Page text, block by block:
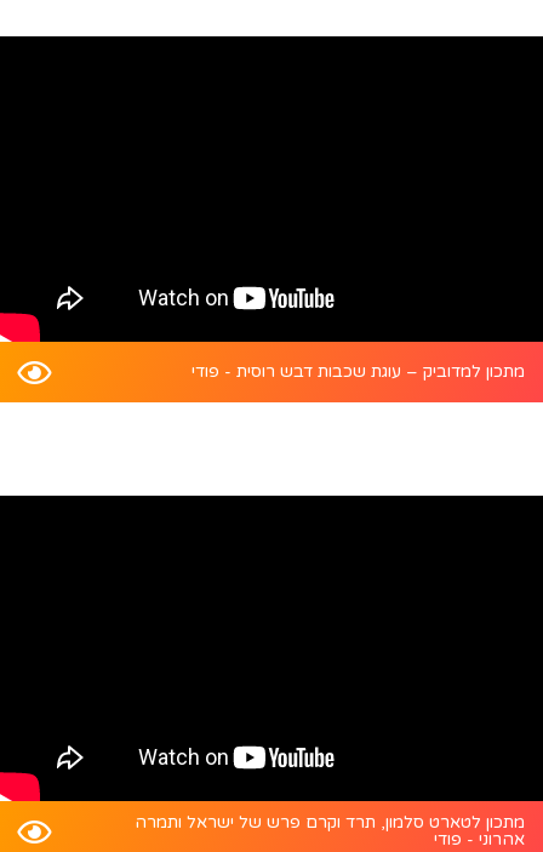
מתכון למדוביק – עוגת שכבות דבש רוסית - פודי
מתכון לטארט סלמון, תרד וקרם פרש של ישראל ותמרה
אהרוני - פודי